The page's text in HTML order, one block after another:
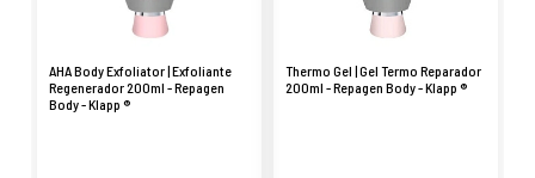
AHA Body Exfoliator | Exfoliante
Regenerador 200ml - Repagen
Body - Klapp ®
Thermo Gel | Gel Termo Reparador
200ml - Repagen Body - Klapp ®